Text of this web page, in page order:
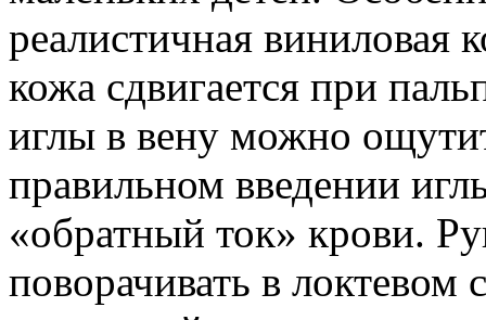
реалистичная виниловая
кожа сдвигается при
иглы в вену можно
правильном введении
«обратный ток» крови.
поворачивать в локтевом